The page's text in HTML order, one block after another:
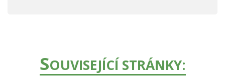
SOUVISEJÍCÍ STRÁNKY: